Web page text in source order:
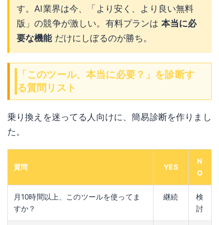
す。AI業界は今、「より安く、より良い無料
版」の競争が激しい。有料プランは 本当に必
要な機能だけにしぼるのが勝ち。
「このツール、本当に必要？」を診断す
る質問リスト
乗り換えを迷ってる人向けに、簡易診断を作りまし
た。
質問 YES
N
O
月10時間以上、このツールを使ってま
すか？
継続
検
討